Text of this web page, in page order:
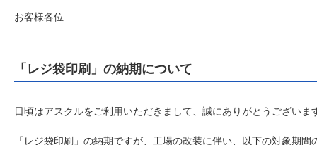
お客様各位
「レジ袋印刷」の納期について
日頃はアスクルをご利用いただきまして、誠にありがとうございま
「レジ袋印刷」の納期ですが、工場の改装に伴い、以下の対象期